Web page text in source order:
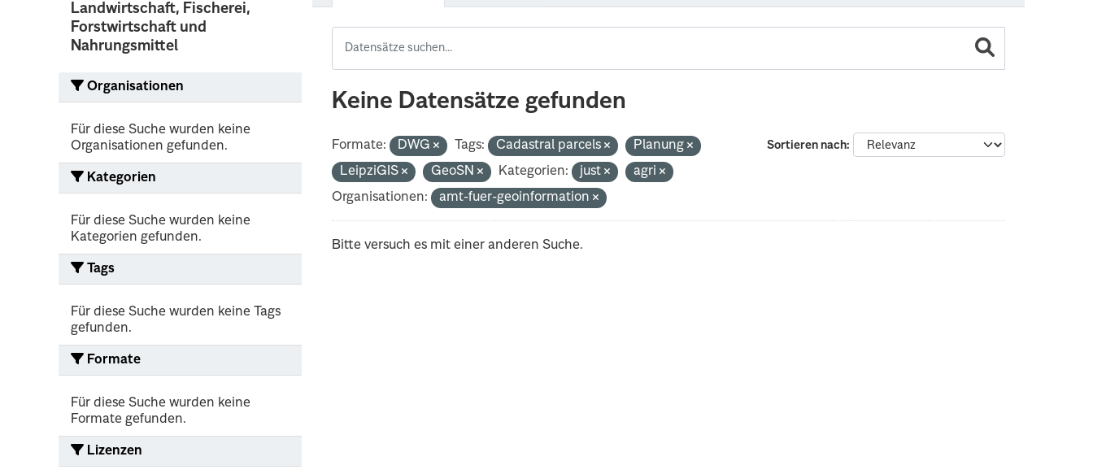
Landwirtschaft, Fischerei,
Forstwirtschaft und
Nahrungsmittel
Organisationen
Für diese Suche wurden keine
Organisationen gefunden.
Kategorien
Für diese Suche wurden keine
Kategorien gefunden.
Tags
Für diese Suche wurden keine Tags
gefunden.
Formate
Für diese Suche wurden keine
Formate gefunden.
Lizenzen
Keine Datensätze gefunden
Sortieren nach
Formate: DWG Tags: Cadastral parcels
Planung
LeipziGIS
GeoSN Kategorien: just
agri
Organisationen:
amt-fuer-geoinformation
Bitte versuch es mit einer anderen Suche.